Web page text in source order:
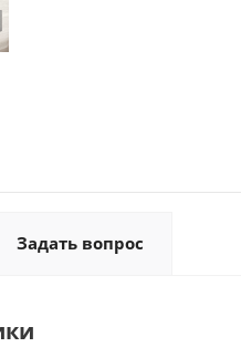
Задать вопрос